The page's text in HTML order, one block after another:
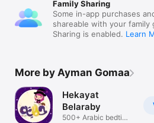
Family Sharing
Some in-app purchases
shareable with your family
Sharing is enabled. Learn
More by Ayman Gomaa
Hekayat
Belaraby
500+ Arabic bedtime